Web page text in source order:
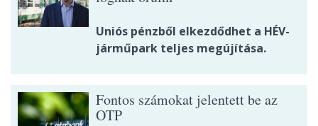
Uniós pénzből elkezdődhet a HÉV-
járműpark teljes megújítása.
Fontos számokat jelentett be az
OTP